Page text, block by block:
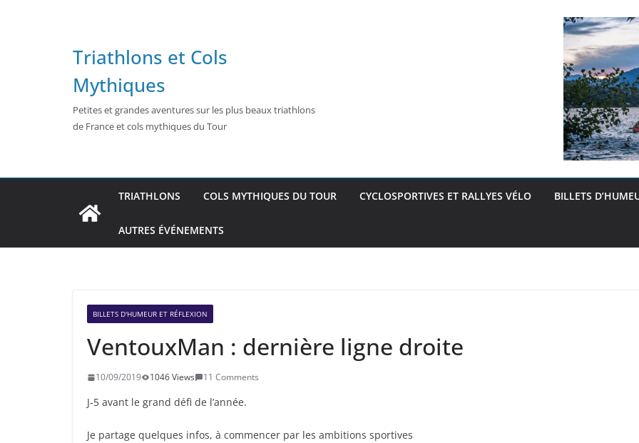
Triathlons et Cols
Mythiques
Petites et grandes aventures sur les plus beaux triathlons
de France et cols mythiques du Tour
TRIATHLONS COLS MYTHIQUES DU TOUR CYCLOSPORTIVES ET RALLYES VÉLO BILLETS
AUTRES ÉVÉNEMENTS
BILLETS D'HUMEUR ET RÉFLEXION
VentouxMan : dernière ligne droite
10/09/2019 1046 Views 11 Comments
J-5 avant le grand défi de l’année.
Je partage quelques infos, à commencer par les ambitions sportives